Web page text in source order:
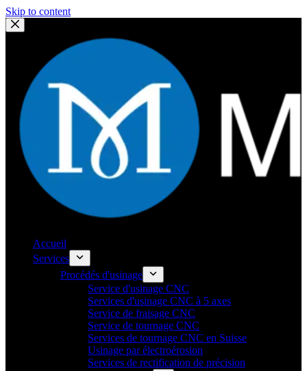
Skip to content
Accueil
Services
Procédés d'usinage
Service d'usinage CNC
Services d'usinage CNC à 5 axes
Service de fraisage CNC
Service de tournage CNC
Services de tournage CNC en Suisse
Usinage par électroérosion
Services de rectification de précision